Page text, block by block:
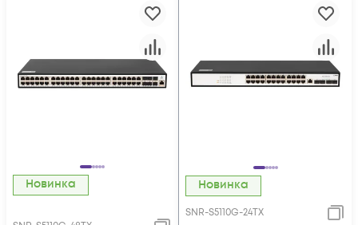
Новинка Новинка
SNR-S5110G-24TX